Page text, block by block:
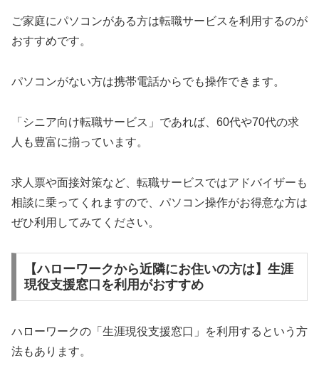
ご家庭にパソコンがある方は転職サービスを利用するのが
おすすめです。
パソコンがない方は携帯電話からでも操作できます。
「シニア向け転職サービス」であれば、60代や70代の求
人も豊富に揃っています。
求人票や面接対策など、転職サービスではアドバイザーも
相談に乗ってくれますので、パソコン操作がお得意な方は
ぜひ利用してみてください。
【ハローワークから近隣にお住いの方は】生涯
現役支援窓口を利用がおすすめ
ハローワークの「生涯現役支援窓口」を利用するという方
法もあります。